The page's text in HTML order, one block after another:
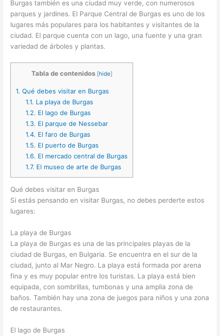
Burgas también es una ciudad muy verde, con numerosos
parques y jardines. El Parque Central de Burgas es uno de los
lugares más populares para los habitantes y visitantes de la
ciudad. El parque cuenta con un lago, una fuente y una gran
variedad de árboles y plantas.
Tabla de contenidos [hide]
1. Qué debes visitar en Burgas
1.1. La playa de Burgas
1.2. El lago de Burgas
1.3. El parque de Nessebar
1.4. El faro de Burgas
1.5. El puerto de Burgas
1.6. El mercado central de Burgas
1.7. El museo de arte de Burgas
Qué debes visitar en Burgas
Si estás pensando en visitar Burgas, no debes perderte estos
lugares:
La playa de Burgas
La playa de Burgas es una de las principales playas de la
ciudad de Burgas, en Bulgaria. Se encuentra en el sur de la
ciudad, junto al Mar Negro. La playa está formada por arena
fina y es muy popular entre los turistas. La playa está bien
equipada, con sombrillas, tumbonas y una amplia zona de
baños. También hay una zona de juegos para niños y una zona
de restaurantes.
El lago de Burgas